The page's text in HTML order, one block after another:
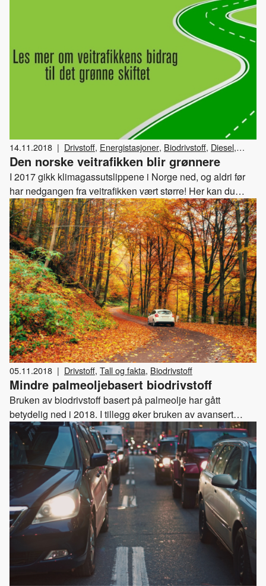
14.11.2018 | Drivstoff, Energistasjoner, Biodrivstoff, Diesel,
Elektrisitet,Klima og miljø, Bensin
Den norske veitrafikken blir grønnere
I 2017 gikk klimagassutslippene i Norge ned, og aldri før
har nedgangen fra veitrafikken vært større! Her kan du
finne ut mer om sammenhengene, og hvordan de ulike
teknologiene bidrar til utslippsreduksjonen.
05.11.2018 | Drivstoff, Tall og fakta, Biodrivstoff
Mindre palmeoljebasert biodrivstoff
Bruken av biodrivstoff basert på palmeolje har gått
betydelig ned i 2018. I tillegg øker bruken av avansert
biodrivstoff.